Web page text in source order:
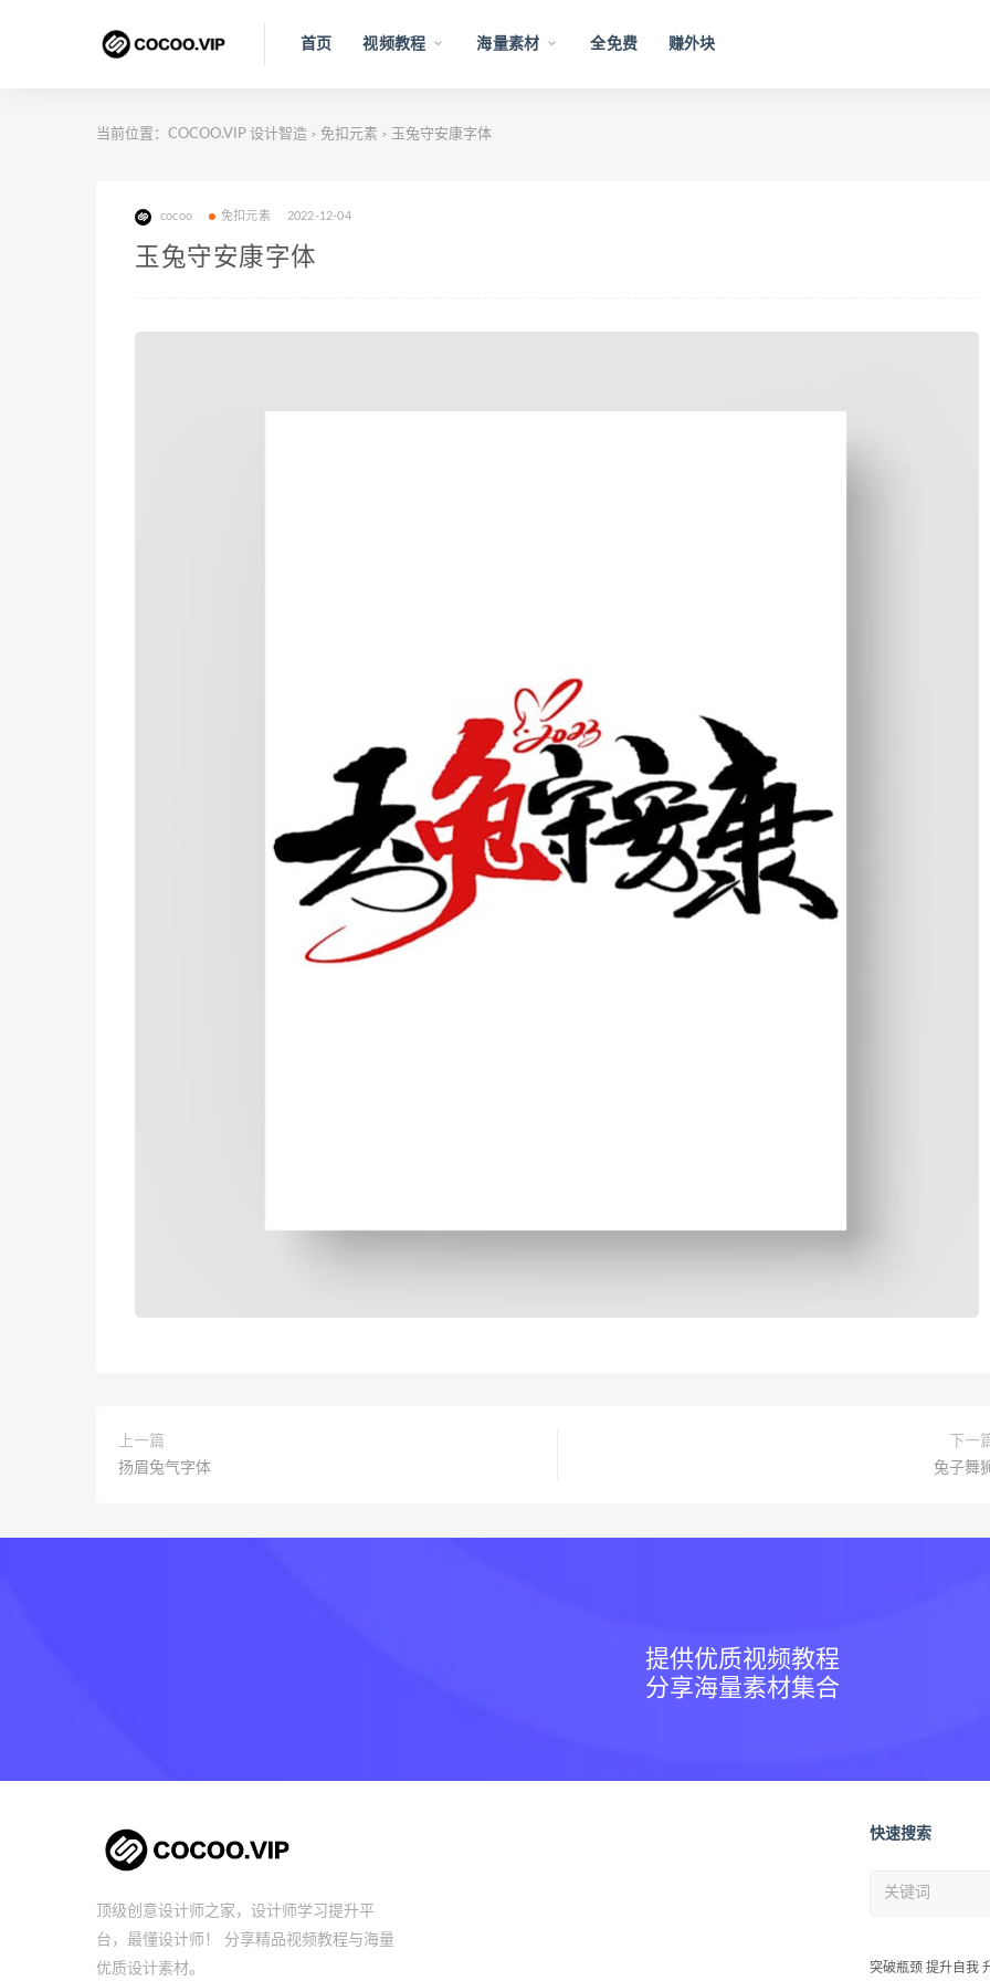
首页 视频教程 海量素材 全免费 赚外块
当前位置： COCOO.VIP 设计智造 > 免扣元素 > 玉兔守安康字体
cocoo 免扣元素 2022-12-04
玉兔守安康字体
上一篇
扬眉兔气字体
下一
兔子舞
提供优质视频教程
分享海量素材集合
顶级创意设计师之家，设计师学习提升平
台，最懂设计师！ 分享精品视频教程与海量
优质设计素材。
快速搜索
突破瓶颈 提升自我